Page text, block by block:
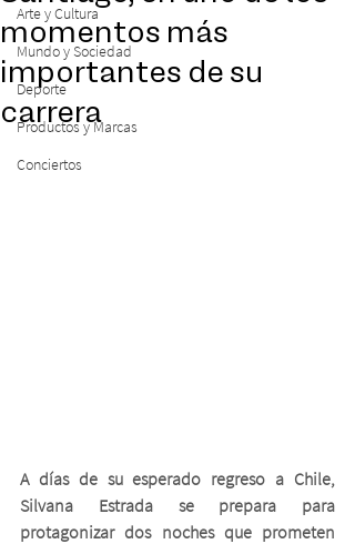
Arte y Cultura
Mundo y Sociedad
Deporte
Productos y Marcas
Conciertos
momentos más
importantes de su
carrera
A días de su esperado regreso a Chile,
Silvana Estrada se prepara para
protagonizar dos noches que prometen